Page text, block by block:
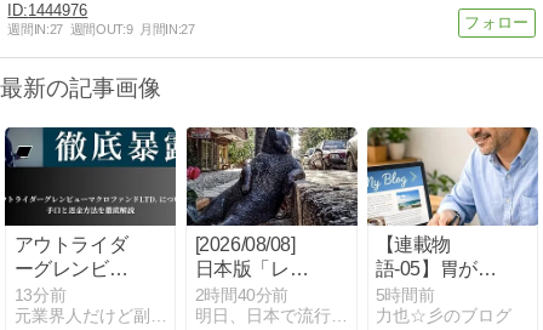
1444976
週間IN:27 週間OUT:9 月間IN:27
最新の記事画像
アウトライダ
ーグレンビュ
ーマクロファ
ンドLTD.は詐
13分前
[2026/08/08]
日本版「レト
ロゲーム転
売」副業の可
2時間40分前
【連載物
語-05】胃が痛
い夜が続い
た。でも、家
5時間前
力也☆彡のブログ